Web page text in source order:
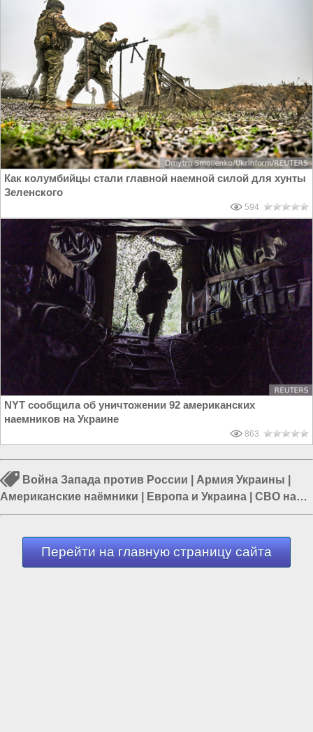
Как колумбийцы стали главной наемной силой для хунты
Зеленского
594
NYT сообщила об уничтожении 92 американских
наемников на Украине
863
Война Запада против России Армия Украины
Американские наёмники
Европа и Украина
СВО на
Украине|Украина и ЕС|НАТО
Перейти на главную страницу сайта